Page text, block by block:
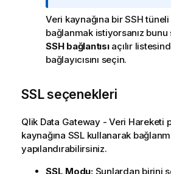
u
Veri kaynağına bir SSH
bağlanmak istiyorsanız
SSH bağlantısıaçılır
bağlayıcısını seçin.
SSL seçenekleri
Qlik Data Gateway - Veri Hareketi
kaynağına SSL kullanarak
yapılandırabilirsiniz.
SSL Modu:Şunlardan birini